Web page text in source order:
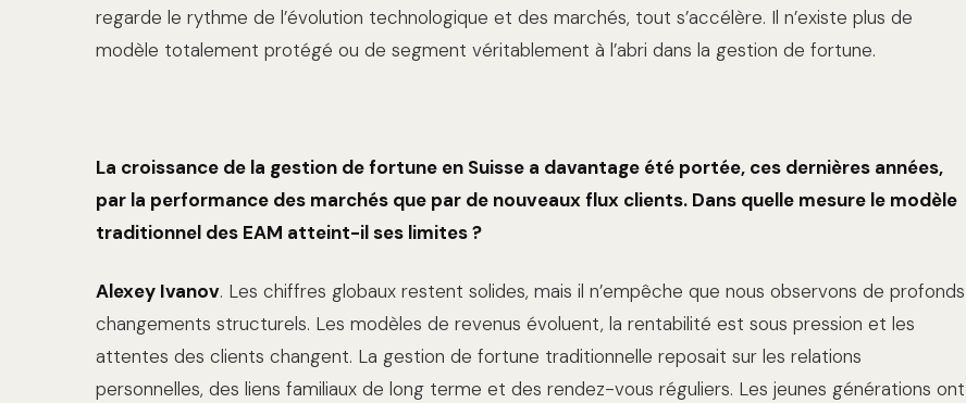
regarde le rythme de l’évolution technologique et des marchés, tout s’accélère. Il n’existe plus de
modèle totalement protégé ou de segment véritablement à l’abri dans la gestion de fortune.
La croissance de la gestion de fortune en Suisse a davantage été portée, ces dernières années,
par la performance des marchés que par de nouveaux flux clients. Dans quelle mesure le modèle
traditionnel des EAM atteint-il ses limites ?
Alexey Ivanov. Les chiffres globaux restent solides, mais il n’empêche que nous observons de profonds
changements structurels. Les modèles de revenus évoluent, la rentabilité est sous pression et les
attentes des clients changent. La gestion de fortune traditionnelle reposait sur les relations
personnelles, des liens familiaux de long terme et des rendez-vous réguliers. Les jeunes générations ont